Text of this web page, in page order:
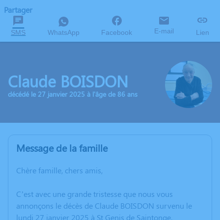
Partager
SMS WhatsApp Facebook E-mail Lien
Claude BOISDON
décédé le 27 janvier 2025 à l'âge de 86 ans
Message de la famille
Chère famille, chers amis,
C’est avec une grande tristesse que nous vous
annonçons le décès de Claude BOISDON survenu le
lundi 27 janvier 2025 à St Genis de Saintonge.